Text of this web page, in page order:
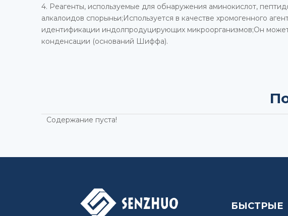
4. Реагенты, используемые для обнаружения аминокислот,
алкалоидов спорыньи;Используется в качестве хромогенного
идентификации индолпродуцирующих микроорганизмов;Он
конденсации (оснований Шиффа).
Содержание пуста!
БЫСТРЫЕ